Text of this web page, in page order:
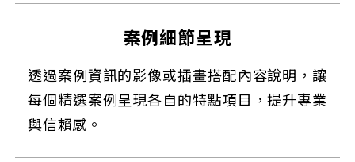
案例細節呈現
透過案例資訊的影像或插畫搭配內容說明，讓
每個精選案例呈現各自的特點項目，提升專業
與信賴感。